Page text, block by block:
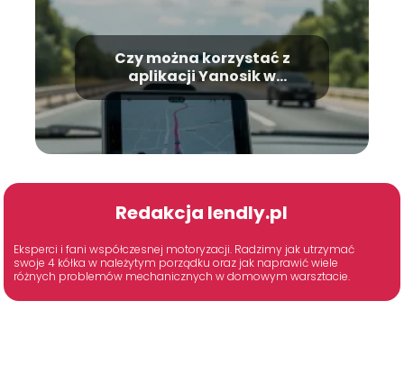
Czy można korzystać z
aplikacji Yanosik w
Niemczech?
Redakcja lendly.pl
Eksperci i fani współczesnej motoryzacji. Radzimy jak utrzymać
swoje 4 kółka w należytym porządku oraz jak naprawić wiele
różnych problemów mechanicznych w domowym warsztacie.